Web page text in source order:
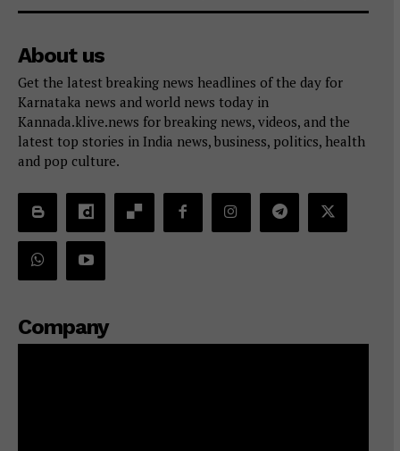
About us
Get the latest breaking news headlines of the day for
Karnataka news and world news today in
Kannada.klive.news for breaking news, videos, and the
latest top stories in India news, business, politics, health
and pop culture.
Company